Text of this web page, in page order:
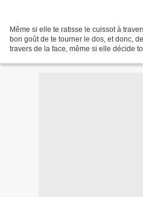
Même si elle te ratisse le cuissot à
bon goût de te tourner le dos, et donc,
travers de la face, même si elle décide